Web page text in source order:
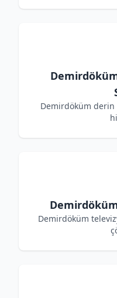
Demirdöküm derin
Demirdöküm